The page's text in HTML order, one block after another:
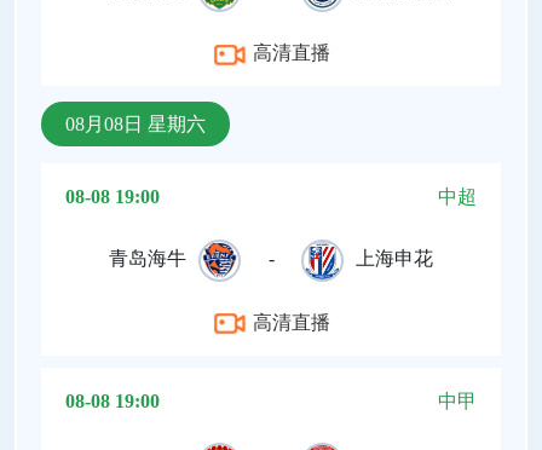
高清直播
08月08日 星期六
08-08 19:00 中超
青岛海牛 - 上海申花
高清直播
08-08 19:00 中甲